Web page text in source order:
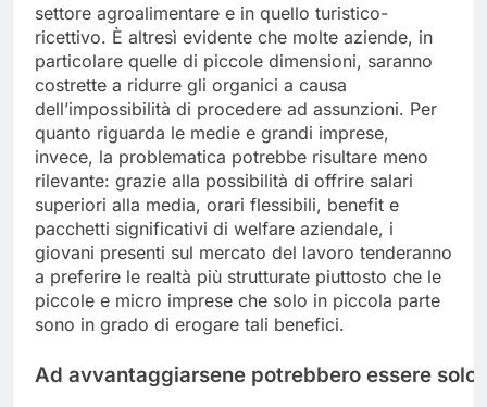
settore agroalimentare e in quello turistico-
ricettivo. È altresì evidente che molte aziende, in
particolare quelle di piccole dimensioni, saranno
costrette a ridurre gli organici a causa
dell’impossibilità di procedere ad assunzioni. Per
quanto riguarda le medie e grandi imprese,
invece, la problematica potrebbe risultare meno
rilevante: grazie alla possibilità di offrire salari
superiori alla media, orari flessibili, benefit e
pacchetti significativi di welfare aziendale, i
giovani presenti sul mercato del lavoro tenderanno
a preferire le realtà più strutturate piuttosto che le
piccole e micro imprese che solo in piccola parte
sono in grado di erogare tali benefici.
Ad avvantaggiarsene potrebbero essere solo